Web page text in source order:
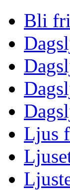
Bli
Ljus